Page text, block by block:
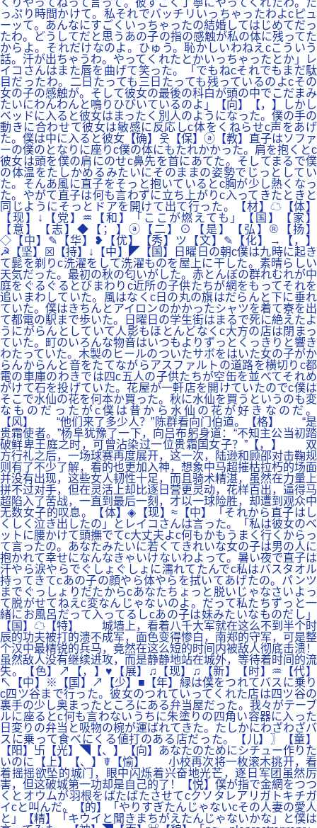
くりやってねって言って。彼すごく丁寧にやってくれたわ。た
っぷり時間かけて。私それでバッチリいっちゃったわよcピュ
ーッて。あんなにすごくいっちゃったの結婚してはじめてだっ
たわ。どうしてだと思うあの子の指の感触が私の体に残ってた
からよ。それだけなのよ。ひゅう。恥かしいわねえcこういう
話。汗が出ちゃうわ。やってくれたとかいっちゃったとか」レ
イコさんはまた唇を曲げて笑った。「でもねcそれでもまだ駄
目だったわ。二日たっても三日たっても残っているのよcその
女の子の感触が。そして彼女の最後の科白が頭の中でこだまみ
たいにわんわんと鳴りひびいているのよ」【向】【，】しかし
ベッドに入ると彼女はまったく別人のようになった。僕の手の
動きに合わせて彼女は敏感に反応しc体をくねらせc声をあげ
た。僕は中に入ると彼女【确】웃【保】ⓐ【教】直子はソファ
ーの僕のとなりに座りc僕の体にもたれかかった。肩を抱くとc
彼女は頭を僕の肩にのせc鼻先を首にあてた。そしてまるで僕
の体温をたしかめるみたいにそのままの姿勢でじっとしてい
た。そんあ風に直子をそっと抱いているとc胸が少し熱くなっ
た。やがて直子は何も言わずに立ち上がりc入ってきたときと
同じようにそっとドアを開けて出て行った。【材】☁【体】
【现】↓【党】♒【和】「ここが燃えても」【国】【家】
【意】【志】◆【；】ⓐ【二】⊙【是】【弘】®【扬】
◇【中】✎【华】❥【优】【秀】ツ【文】✎【化】→【，】
☭【坚】☒【持】↓【中】◤【国】日曜日の朝c僕は九時に起き
て髭を剃りc洗濯をして洗濯ものを屋上に干した。素晴らしい
天気だった。最初の秋の匂いがした。赤とんぼの群れむれが中
庭をぐるぐるとびまわりc近所の子供たちが網をもってそれを
追いまわしていた。風はなくc日の丸の旗はだらんと下に垂れ
ていた。僕はきちんとアイロンのかかったシャツを着て寮を出
て都電の駅まで歩いた。日曜日の学生街はまるで死に絶えたよ
うにがらんとしていて人影もほとんどなくc大方の店は閉まっ
ていた。町のいろんな物音はいつもよりずっとくっきりと響き
わたっていた。木製のヒールのついたサボをはいた女の子がか
らんからんと音をたてながらアスファルトの道路を横切りc都
電の車庫のわきでは四c五人の子供たちが空缶を並べてそれめ
がけて石を投げていた。花屋が一軒店を開けていたのでc僕は
そこで水仙の花を何本か買った。秋に水仙を買うというのも変
なものだったがc僕は昔から水仙の花が好きなのだ。
【风】 “他们来了多少人？”陈群看向门伯道。【格】 “是
贵霜使者。”杨阜犹豫了一下，向吕布躬身道：“不知主公当初踏
破鲜卑王庭之时，可曾沾染过一位贵霜国女子？”【，】 双
方行礼之后，一场球赛再度展开，这一次，陆逊和顾邵对击鞠规
则有了不少了解，看的也更加入神，想象中马超摧枯拉朽的场面
并没有出现，这些女人韧性十足，而且骑术精湛，虽然在力量上
拼不过对手，但在灵活上却比逐日营更灵动，花样百出，逼得马
超陷入了苦战，一直到最后一刻，才以一球险胜，却遭到观众中
无数女子的叹息。【体】◈【现】≈【中】「それから直子はし
くしく泣き出したの」とレイコさんは言った。「私は彼女のベ
ットに腰かけて頭撫でてc大丈夫よc何もかもうまく行くからっ
て言ったの。あなたみたいに若くてきれいな女の子は男の人に
抱かれて幸せになんなきゃいけないわよって。暑い夜で直子は
汗やら涙やらでぐしょぐしょに濡れてたんでc私はバスタオル
持ってきてcあの子の顔やら体やらを拭いてあげたの。パンツ
までぐっしょりだたからcあなたちょっと脱いじゃなさいよっ
て脱がせてねえc変なんじゃないのよ。だって私たちずっと一
緒にお風呂だって入ってるしcあの子は妹みたいなものだし」
【国】☁【特】 城墙上，看着八千大军就在这么不到半个时
辰的功夫被打的溃不成军，面色变得惨白，南郑的守军，可是整
个汉中最精锐的兵马，竟然在这么短的时间内被敌人彻底击溃！
虽然敌人没有继续进攻，而是静静地站在城外，等待着时间的流
失。【色】↗【，】♥【展】♫【现】♫【新】【时】♒【代】
↖【中】※【国】↗【少】■【年】緑は僕をつれてバスに乗り
c四ツ谷まで行った。彼女のつれていってくれた店は四ツ谷の
裏手の少し奥まったところにある弁当屋だった。我々がテーブ
ルに座るとc何も言わないうちに朱塗りの四角い容器に入った
日変りの弁当と吸物の椀が運ばれてきた。たしかにわざわざバ
スに乗って食べにくる値打のある店だった。【儿】〗【童】
【阳】卐【光】◥【、】【向】あなたのためにシチュー作りた
いのに【上】【、】☤【愉】 小校再次将一枚滚木挑开，看
着摇摇欲坠的城门，眼中闪烁着兴奋地光芒，逐日军团虽然厉
害，但这破城第一功却是自己的了！【悦】僕が指で金網をつつ
くとオウムが羽根をばたばたさせてcクソタレアリガトキチガ
イcと叫んだ。【的】「やりすぎたんじゃないcその人妻の愛人
と」【精】「キウイと聞きまちがえたんじゃないかな」と僕は